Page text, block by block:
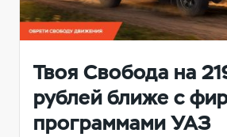
Твоя Свобода на
рублей ближе с
программами УАЗ